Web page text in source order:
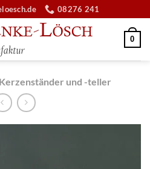
08276 241
0
Kerzenständer und -teller